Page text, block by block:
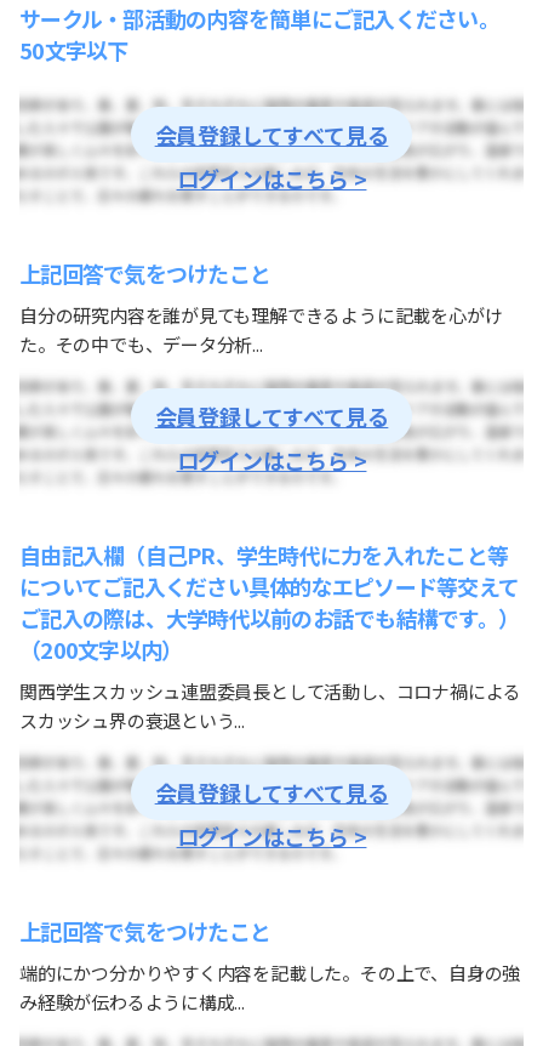
サークル・部活動の内容を簡単にご記入ください。
50文字以下
会員登録してすべて見る
ログインはこちら >
上記回答で気をつけたこと
自分の研究内容を誰が見ても理解できるように記載を心がけ
た。その中でも、データ分析...
会員登録してすべて見る
ログインはこちら >
自由記入欄（自己PR、学生時代に力を入れたこと等
についてご記入ください具体的なエピソード等交えて
ご記入の際は、大学時代以前のお話でも結構です。）
（200文字以内）
関西学生スカッシュ連盟委員長として活動し、コロナ禍による
スカッシュ界の衰退という...
会員登録してすべて見る
ログインはこちら >
上記回答で気をつけたこと
端的にかつ分かりやすく内容を記載した。その上で、自身の強
み経験が伝わるように構成...